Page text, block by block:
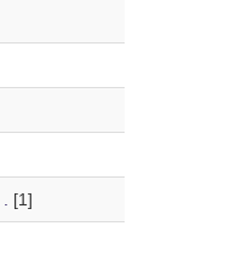
[1]